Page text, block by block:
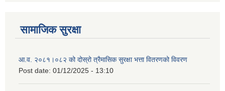
सामाजिक सुरक्षा
आ.व. २०८१।०८२ को दोस्रो त्रैमासिक सुरक्षा भत्ता वितरणको विवरण
Post date: 01/12/2025 - 13:10